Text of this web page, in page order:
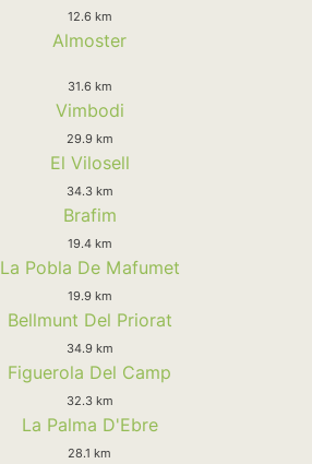
12.6 km
Almoster
31.6 km
Vimbodi
29.9 km
El Vilosell
34.3 km
Brafim
19.4 km
La Pobla De Mafumet
19.9 km
Bellmunt Del Priorat
34.9 km
Figuerola Del Camp
32.3 km
La Palma D'Ebre
28.1 km